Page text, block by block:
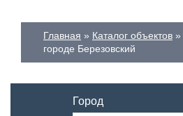
Главная Каталог объектов
городе Березовский
Город